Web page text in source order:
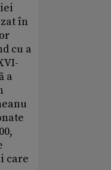
în
cu a
a
care